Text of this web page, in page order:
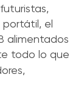
el
alimentados
todo lo que